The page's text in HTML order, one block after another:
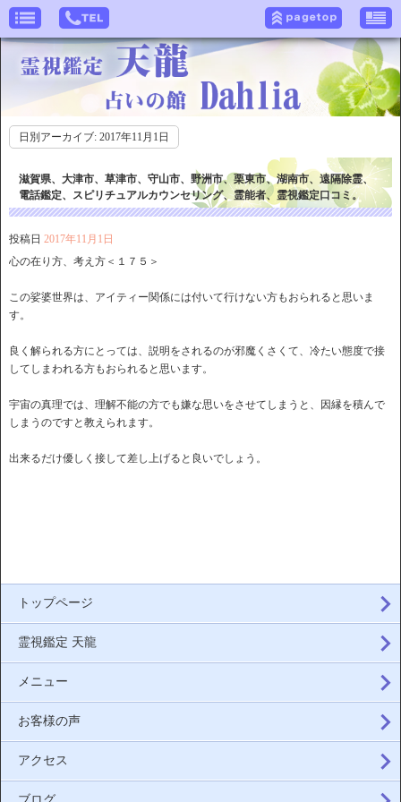
日別アーカイブ: 2017年11月1日
滋賀県、大津市、草津市、守山市、野洲市、栗東市、湖南市、遠隔除霊、
電話鑑定、スピリチュアルカウンセリング、霊能者、霊視鑑定口コミ。
投稿日 2017年11月1日
心の在り方、考え方＜１７５＞
この娑婆世界は、アイティー関係には付いて行けない方もおられると思いま
す。
良く解られる方にとっては、説明をされるのが邪魔くさくて、冷たい態度で接
してしまわれる方もおられると思います。
宇宙の真理では、理解不能の方でも嫌な思いをさせてしまうと、因縁を積んで
しまうのですと教えられます。
出来るだけ優しく接して差し上げると良いでしょう。
トップページ
霊視鑑定 天龍
メニュー
お客様の声
アクセス